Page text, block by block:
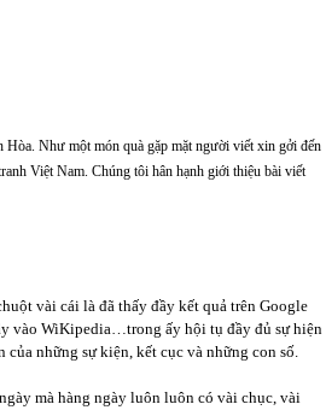
Như một món quà gặp mặt người viết xin gởi đến
Việt Nam. Chúng tôi hân hạnh giới thiệu bài viết
vài cái là đã thấy đầy kết quả trên Google
vào WiKipedia…trong ấy hội tụ đầy đủ sự hiện
những sự kiện, kết cục và những con số.
mà hàng ngày luôn luôn có vài chục, vài